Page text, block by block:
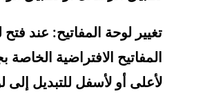
تغيير لوحة المفاتيح: عند
المفاتيح الافتراضية
لأعلى أو لأسفل للتبديل إلى